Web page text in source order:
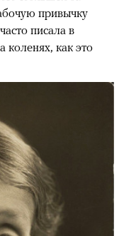
привычку
писала в
коленях, как это